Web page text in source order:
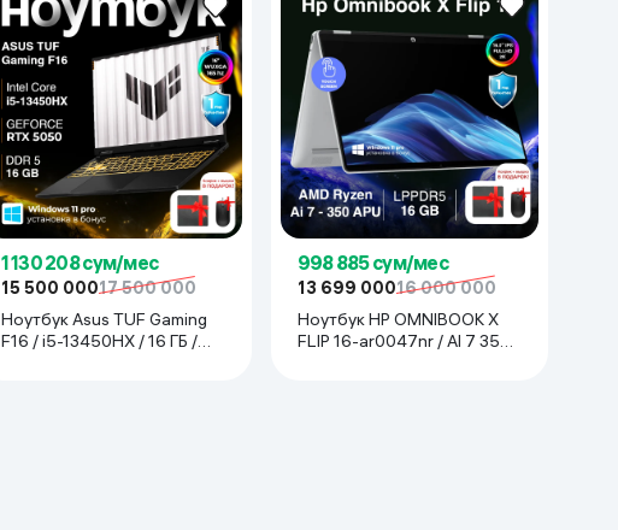
1 130 208 сум/мес
15 500 00017 500 000
Ноутбук Asus TUF Gaming
F16 / i5-13450HX / 16 ГБ /
998 885 сум/мес
13 699 00016 000 000
Ноутбук HP OMNIBOOK X
FLIP 16-ar0047nr / AI 7 350 /